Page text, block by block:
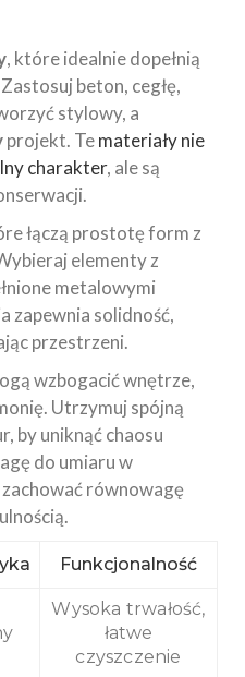
, które idealnie dopełnią
beton, cegłę,
stylowy, a
projekt. Temateriały nie
charakter, ale są
łączą prostotę form z
elementy z
metalowymi
zapewnia solidność,
przestrzeni.
wzbogacić wnętrze,
Utrzymuj spójną
by uniknąć chaosu
do umiaru w
równowagę
Funkcjonalność
Wysoka trwałość,
łatwe
czyszczenie